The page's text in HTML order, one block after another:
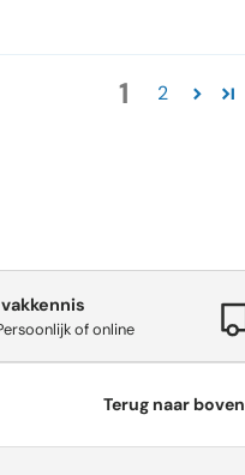
1 2
vakkennis
of online
Terug naar boven